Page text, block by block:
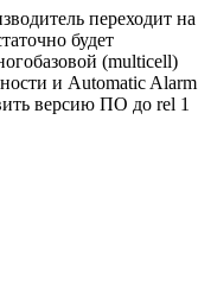
переходит на
будет
(multicell)
и Automatic Alarm
версию ПО до rel 1